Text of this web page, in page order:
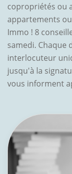
copropriétés ou
appartements
Immo ! 8
samedi. Chaque
interlocuteur
jusqu'à la
vous informent